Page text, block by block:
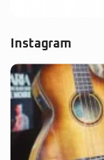
Instagram